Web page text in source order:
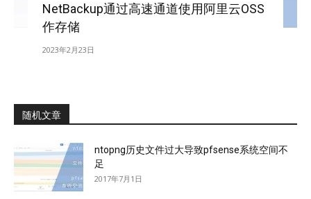
NetBackup通过高速通道使用阿里云OSS
作存储
2023年2月23日
随机文章
ntopng历史文件过大导致pfsense系统空间不
足
2017年7月1日